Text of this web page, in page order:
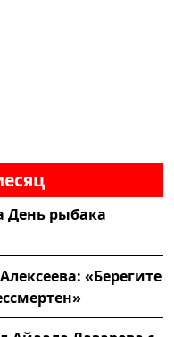
День рыбака
«Берегите